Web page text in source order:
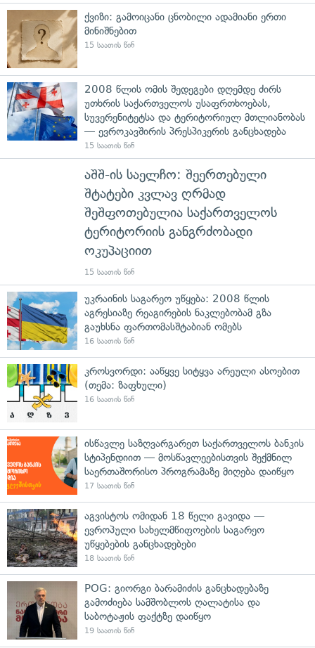
ქვიზი: გამოიცანი ცნობილი ადამიანი ერთი
მინიშნებით
15 საათის წინ
2008 წლის ომის შედეგები დღემდე ძირს
უთხრის საქართველოს უსაფრთხოებას,
სუვერენიტეტსა და ტერიტორიულ მთლიანობას
— ევროკავშირის პრესპიკერის განცხადება
15 საათის წინ
აშშ-ის საელჩო: შეერთებული
შტატები კვლავ ღრმად
შეშფოთებულია საქართველოს
ტერიტორიის განგრძობადი
ოკუპაციით
15 საათის წინ
უკრაინის საგარეო უწყება: 2008 წლის
აგრესიაზე რეაგირების ნაკლებობამ გზა
გაუხსნა ფართომასშტაბიან ომებს
16 საათის წინ
კროსვორდი: ააწყვე სიტყვა არეული ასოებით
(თემა: ზაფხული)
16 საათის წინ
ისწავლე საზღვარგარეთ საქართველოს ბანკის
სტიპენდიით — მოსწავლეებისთვის შექმნილ
საერთაშორისო პროგრამაზე მიღება დაიწყო
17 საათის წინ
აგვისტოს ომიდან 18 წელი გავიდა —
ევროპული სახელმწიფოების საგარეო
უწყებების განცხადებები
18 საათის წინ
POG: გიორგი ბარამიძის განცხადებაზე
გამოძიება სამშობლოს ღალატისა და
საბოტაჟის ფაქტზე დაიწყო
19 საათის წინ